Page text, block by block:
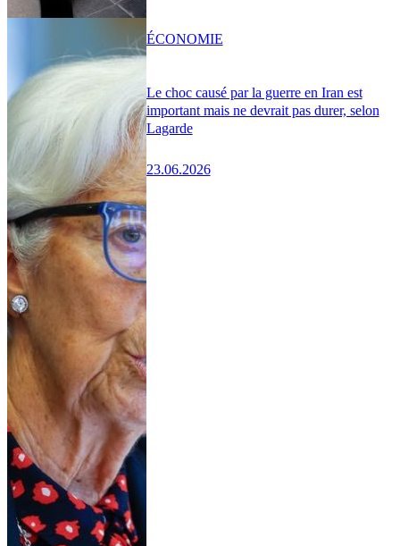
Le choc causé par la guerre en Iran est
important mais ne devrait pas durer, selon
Lagarde
23.06.2026
ÉCONOMIE